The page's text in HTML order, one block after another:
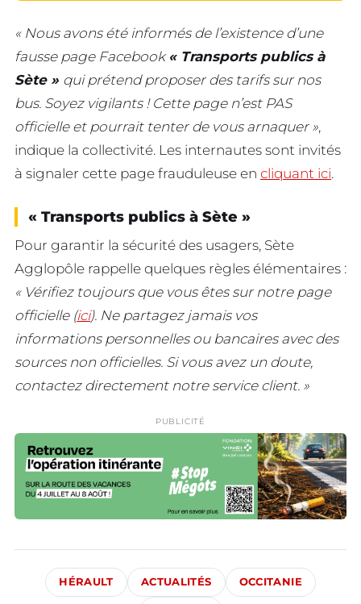
« Nous avons été informés de l’existence d’une
fausse page Facebook « Transports publics à
Sète » qui prétend proposer des tarifs sur nos
bus. Soyez vigilants ! Cette page n’est PAS
officielle et pourrait tenter de vous arnaquer »,
indique la collectivité. Les internautes sont invités
à signaler cette page frauduleuse en cliquant ici.
« Transports publics à Sète »
Pour garantir la sécurité des usagers, Sète
Agglopôle rappelle quelques règles élémentaires :
« Vérifiez toujours que vous êtes sur notre page
officielle (ici). Ne partagez jamais vos
informations personnelles ou bancaires avec des
sources non officielles. Si vous avez un doute,
contactez directement notre service client. »
PUBLICITÉ
HÉRAULT ACTUALITÉS OCCITANIE